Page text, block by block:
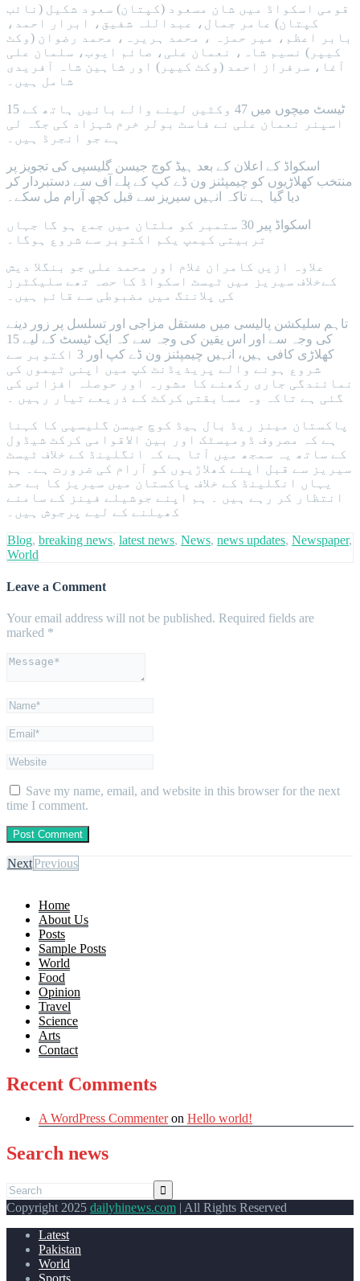
قومی اسکواڈ میں شان مسعود (کپتان) سعود شکیل (نائب
کپتان) عامر جمال، عبداللہ شفیق، ابرار احمد،
بابر اعظم، میر حمزہ ، محمد ہریرہ، محمد رضوان (وکٹ
کیپر) نسیم شاہ، نعمان علی، صائم ایوب، سلمان علی
آغا، سرفراز احمد (وکٹ کیپر) اور شاہین شاہ آفریدی
شامل ہیں۔
15 ٹیسٹ میچوں میں 47 وکٹیں لینے والے بائیں ہاتھ کے
اسپنر نعمان علی نے فاسٹ بولر خرم شہزاد کی جگہ لی
ہے جو انجرڈ ہیں۔
اسکواڈ کے اعلان کے بعد ہیڈ کوچ جیسن گلیسپی کی تجویز پر
منتخب کھلاڑیوں کو چیمپئنز ون ڈے کپ کے پلے آف سے دستبردار کر
دیا گیا ہے تاکہ انہیں سیریز سے قبل کچھ آرام مل سکے۔
اسکواڈ پیر 30 ستمبر کو ملتان میں جمع ہو گا جہاں
تربیتی کیمپ یکم اکتوبر سے شروع ہوگا۔
علاوہ ازیں کامران غلام اور محمد علی جو بنگلا دیش
کےخلاف سیریز میں ٹیسٹ اسکواڈ کا حصہ تھے سلیکٹرز
کی پلاننگ میں مضبوطی سے قائم ہیں۔
تاہم سلیکشن پالیسی میں مستقل مزاجی اور تسلسل پر زور دینے
کی وجہ سے اور اس یقین کی وجہ سے کہ ایک ٹیسٹ کے لیے 15
کھلاڑی کافی ہیں، انہیں چیمپئنز ون ڈے کپ اور 3 اکتوبر سے
شروع ہونے والے پریذیڈنٹ کپ میں اپنی ٹیموں کی
نمائندگی جاری رکھنے کا مشورہ اور حوصلہ افزائی کی
گئی ہے تاکہ وہ مسابقتی کرکٹ کے ذریعے تیار رہیں ۔
پاکستان مینز ریڈ بال ہیڈ کوچ جیسن گلیسپی کا کہنا
ہے کہ مصروف ڈومیسٹک اور بین الاقوامی کرکٹ شیڈول
کے ساتھ یہ سمجھ میں آتا ہے کہ انگلینڈ کے خلاف ٹیسٹ
سیریز سے قبل اپنے کھلاڑیوں کو آرام کی ضرورت ہے۔ ہم
یہاں انگلینڈ کے خلاف پاکستان میں سیریز کا بے حد
انتظار کر رہے ہیں ۔ ہم اپنے جوشیلے فینز کے سامنے
کھیلنے کے لیے پرجوش ہیں۔
Blog, breaking news, latest news, News, news updates, Newspaper,
World
Leave a Comment
Your email address will not be published. Required fields are
marked *
Save my name, email, and website in this browser for the next
time I comment.
NextPrevious
Home
About Us
Posts
Sample Posts
World
Food
Opinion
Travel
Science
Arts
Contact
Recent Comments
A WordPress Commenteron Hello world!
Search news
Copyright 2025 dailyhinews.com | All Rights Reserved
Latest
Pakistan
World
Sports